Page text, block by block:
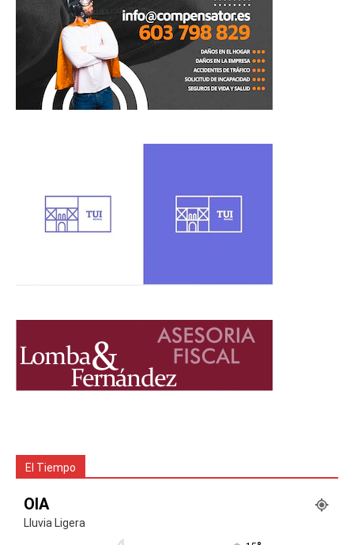
El Tiempo
OIA
Lluvia Ligera